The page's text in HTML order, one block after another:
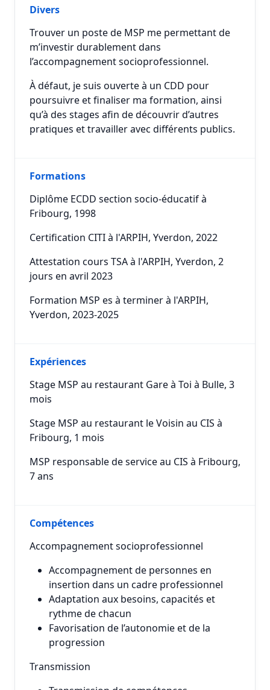
Divers
Trouver un poste de MSP me permettant de
m’investir durablement dans
l’accompagnement socioprofessionnel.
À défaut, je suis ouverte à un CDD pour
poursuivre et finaliser ma formation, ainsi
qu’à des stages afin de découvrir d’autres
pratiques et travailler avec différents publics.
Formations
Diplôme ECDD section socio-éducatif à
Fribourg, 1998
Certification CITI à l'ARPIH, Yverdon, 2022
Attestation cours TSA à l'ARPIH, Yverdon, 2
jours en avril 2023
Formation MSP es à terminer à l'ARPIH,
Yverdon, 2023-2025
Expériences
Stage MSP au restaurant Gare à Toi à Bulle, 3
mois
Stage MSP au restaurant le Voisin au CIS à
Fribourg, 1 mois
MSP responsable de service au CIS à Fribourg,
7 ans
Compétences
Accompagnement socioprofessionnel
Accompagnement de personnes en
insertion dans un cadre professionnel
Adaptation aux besoins, capacités et
rythme de chacun
Favorisation de l’autonomie et de la
progression
Transmission